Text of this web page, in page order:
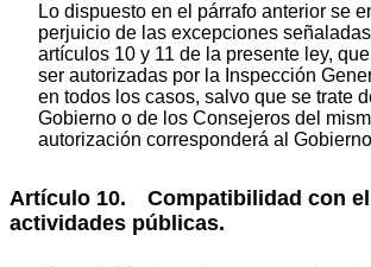
Lo dispuesto en el párrafo anterior se
perjuicio de las excepciones
artículos 10 y 11 de la presente ley,
ser autorizadas por la Inspección
en todos los casos, salvo que se trate
Gobierno o de los Consejeros del
autorización corresponderá al
Artículo 10. Compatibilidad con
actividades públicas.